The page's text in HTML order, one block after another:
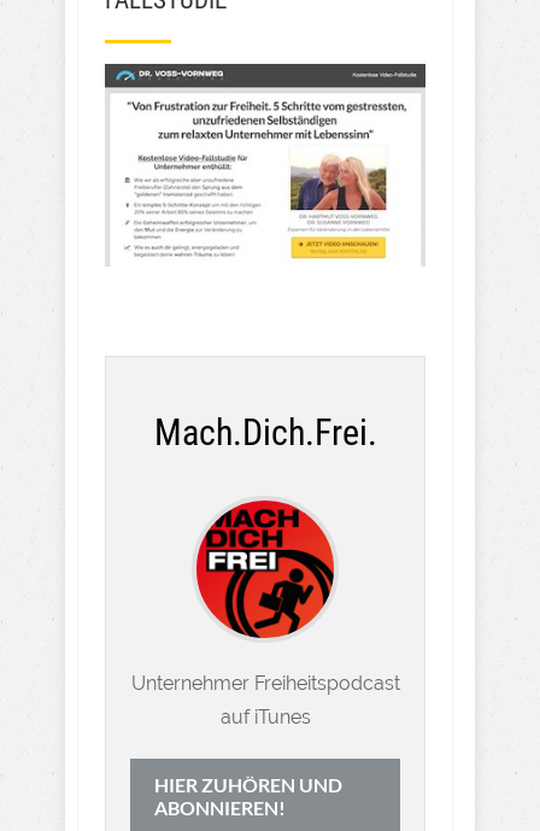
Mach.Dich.Frei.
Unternehmer Freiheitspodcast
auf iTunes
HIER ZUHÖREN UND
ABONNIEREN!